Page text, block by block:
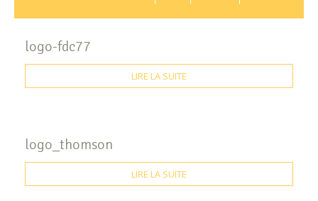
logo-fdc77
LIRE LA SUITE
logo_thomson
LIRE LA SUITE